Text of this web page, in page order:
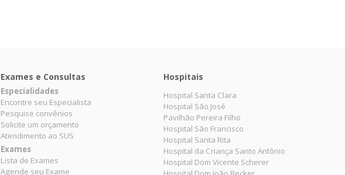
Exames e Consultas
Especialidades
Encontre seu Especialista
Pesquise convênios
Solicite um orçamento
Atendimento ao SUS
Exames
Lista de Exames
Agende seu Exame
Hospitais
Hospital Santa Clara
Hospital São José
Pavilhão Pereira Filho
Hospital São Francisco
Hospital Santa Rita
Hospital da Criança Santo Antônio
Hospital Dom Vicente Scherer